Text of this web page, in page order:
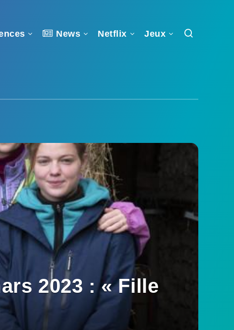
News Netflix Jeux
2023 : « Fille